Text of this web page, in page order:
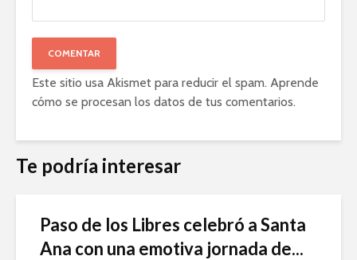
Este sitio usa Akismet para reducir el spam. Aprende
cómo se procesan los datos de tus comentarios.
Te podría interesar
Paso de los Libres celebró a Santa
Ana con una emotiva jornada de...